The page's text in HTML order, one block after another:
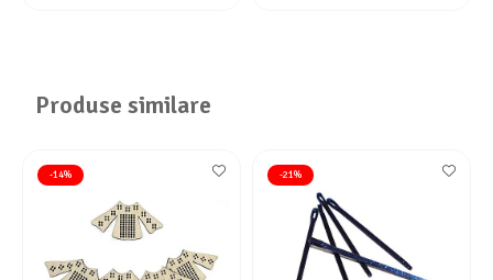
Produse similare
-14% -21%